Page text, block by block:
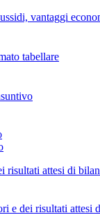
vantaggi
tabellare
risultati attesi di
e dei risultati attesi